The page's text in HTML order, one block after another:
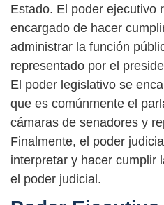
Estado. El poder ejecutivo
encargado de hacer
administrar la función
representado por el
El poder legislativo se
que es comúnmente el
cámaras de senadores y
Finalmente, el poder
interpretar y hacer cumplir
el poder judicial.